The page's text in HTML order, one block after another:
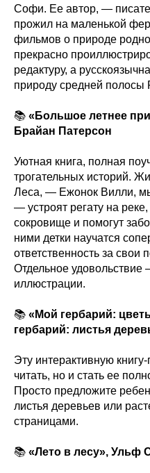
Софи. Ее автор, —
прожил на маленькой
фильмов о природе
прекрасно
редактуру, а
природу средней полосы
📚 «Большое летнее
Брайан Патерсон
Уютная книга, полная
трогательных историй.
Леса, — Ежонок Вилли,
— устроят регату на
сокровище и помогут
ними детки научатся
ответственность за свои
Отдельное
иллюстрации.
📚 «Мой гербарий:
гербарий: листья
Эту интерактивную
читать, но и стать ее
Просто предложите
листья деревьев или
страницами.
📚 «Лето в лесу», Ульф